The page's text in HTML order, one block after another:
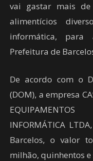
vai gastar mais
alimentícios
informática, para
Prefeitura de
De acordo com o
(DOM), a empresa
INFORMÁTICA
Barcelos, o valor
milhão, quinhentos